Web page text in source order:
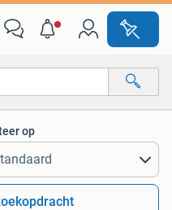
op